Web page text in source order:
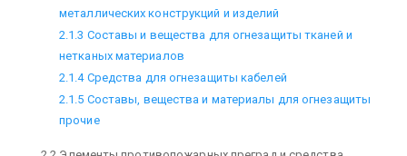
металлических конструкций и изделий
2.1.3 Составы и вещества для огнезащиты тканей и
нетканых материалов
2.1.4 Средства для огнезащиты кабелей
2.1.5 Составы, вещества и материалы для огнезащиты
прочие